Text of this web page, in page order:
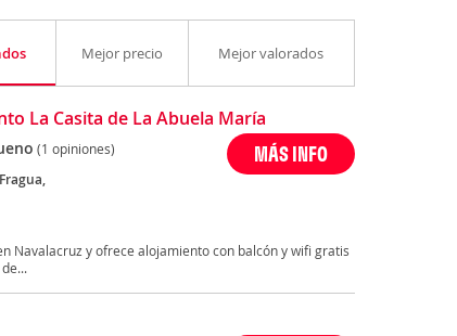
Mejor precio Mejor valorados
La Casita de La Abuela María
(1 opiniones) MÁS INFO
Navalacruz y ofrece alojamiento con balcón y wifi gratis